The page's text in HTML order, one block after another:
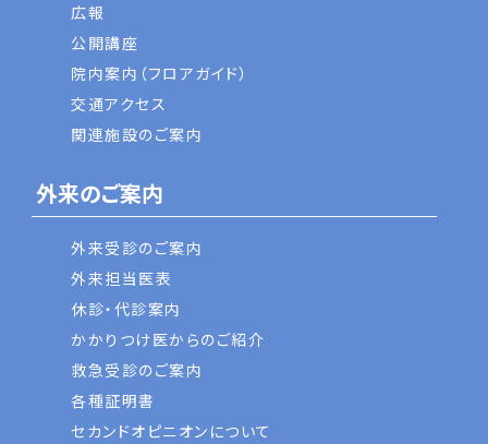
広報
公開講座
院内案内（フロアガイド）
交通アクセス
関連施設のご案内
外来のご案内
外来受診のご案内
外来担当医表
休診・代診案内
かかりつけ医からのご紹介
救急受診のご案内
各種証明書
セカンドオピニオンについて